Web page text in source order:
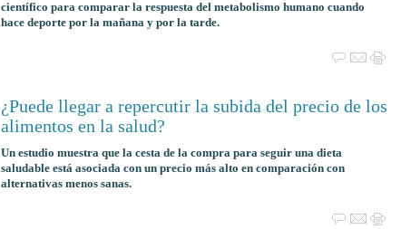
científico para comparar la respuesta del metabolismo humano cuando
hace deporte por la mañana y por la tarde.
¿Puede llegar a repercutir la subida del precio de los
alimentos en la salud?
Un estudio muestra que la cesta de la compra para seguir una dieta
saludable está asociada con un precio más alto en comparación con
alternativas menos sanas.